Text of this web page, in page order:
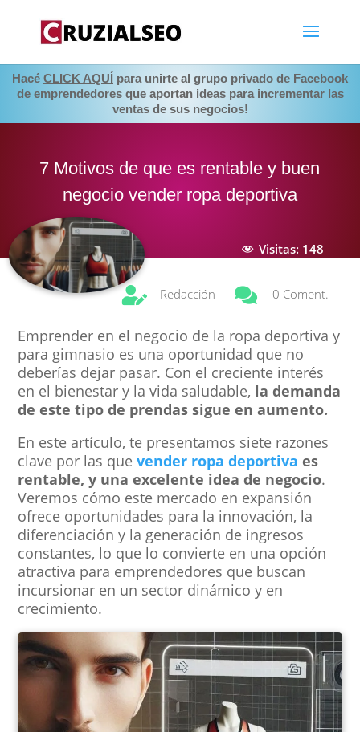
Hacé CLICK AQUÍ para unirte al grupo privado de Facebook
de emprendedores que aportan ideas para incrementar las
ventas de sus negocios!
7 Motivos de que es rentable y buen
negocio vender ropa deportiva
Visitas: 148
 Redacción  0 Coment.
Emprender en el negocio de la ropa deportiva y
para gimnasio es una oportunidad que no
deberías dejar pasar. Con el creciente interés
en el bienestar y la vida saludable, la demanda
de este tipo de prendas sigue en aumento.
En este artículo, te presentamos siete razones
clave por las quevender ropa deportiva es
rentable, y una excelente idea de negocio.
Veremos cómo este mercado en expansión
ofrece oportunidades para la innovación, la
diferenciación y la generación de ingresos
constantes, lo que lo convierte en una opción
atractiva para emprendedores que buscan
incursionar en un sector dinámico y en
crecimiento.